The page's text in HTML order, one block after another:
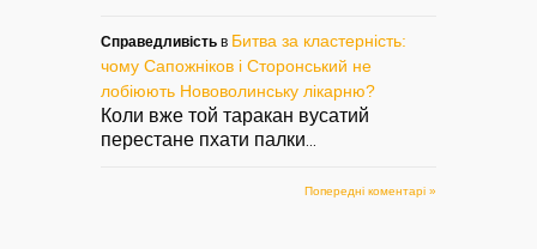
Справедливість в Битва за кластерність:
чому Сапожніков і Сторонський не
лобіюють Нововолинську лікарню?
Коли вже той таракан вусатий
перестане пхати палки
Попередні коментарі »